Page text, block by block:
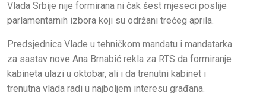
Vlada Srbije nije formirana ni čak šest mjeseci poslije
parlamentarnih izbora koji su održani trećeg aprila.
Predsjednica Vlade u tehničkom mandatu i mandatarka
za sastav nove Ana Brnabić rekla za RTS da formiranje
kabineta ulazi u oktobar, ali i da trenutni kabinet i
trenutna vlada radi u najboljem interesu građana.